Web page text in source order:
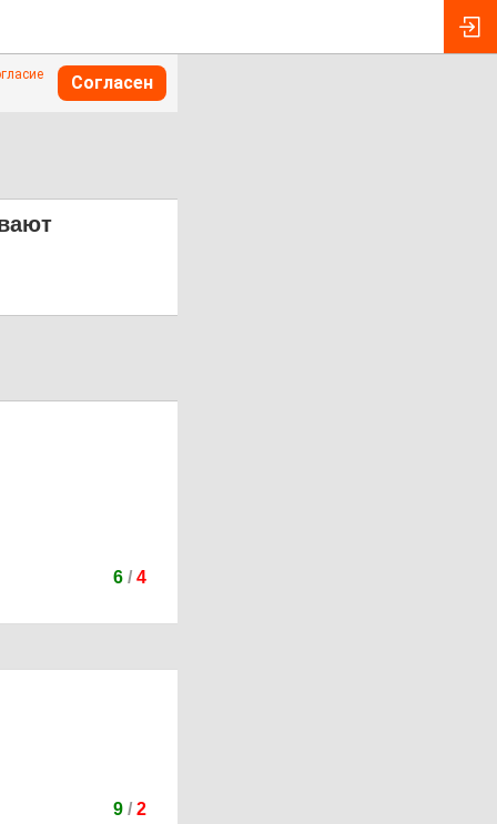
Согласен
6/ 4
9/ 2